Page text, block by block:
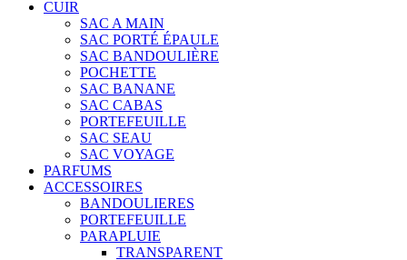
CUIR
SAC A MAIN
SAC PORTÉ ÉPAULE
SAC BANDOULIÈRE
POCHETTE
SAC BANANE
SAC CABAS
PORTEFEUILLE
SAC SEAU
SAC VOYAGE
PARFUMS
ACCESSOIRES
BANDOULIERES
PORTEFEUILLE
PARAPLUIE
TRANSPARENT